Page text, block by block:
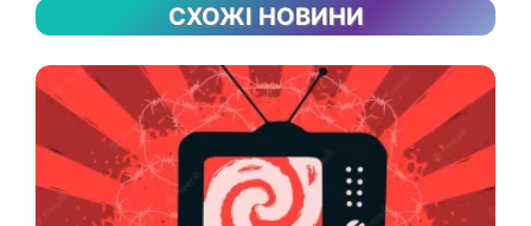
СХОЖІ НОВИНИ